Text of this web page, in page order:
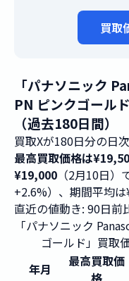
買取
「パナソニック
PN ピンクゴール
（過去180日間）
買取Xが180日分の日
最高買取価格は
¥19,000 （2月10日
+2.6%）、期間平均は
直近の値動き: 90日前
「パナソニック
ゴールド」買取
年月
最高買取価
格